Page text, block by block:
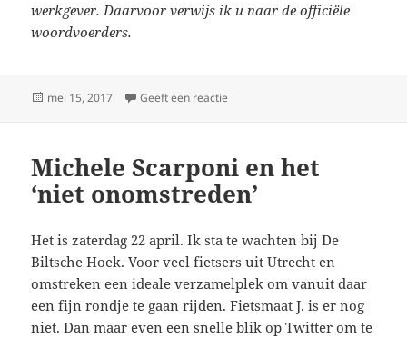
werkgever. Daarvoor verwijs ik u naar de officiële
woordvoerders.
Geplaatst
mei 15, 2017 Geeft een reactie
Michele Scarponi en het
‘niet onomstreden’
Het is zaterdag 22 april. Ik sta te wachten bij De
Biltsche Hoek. Voor veel fietsers uit Utrecht en
omstreken een ideale verzamelplek om vanuit daar
een fijn rondje te gaan rijden. Fietsmaat J. is er nog
niet. Dan maar even een snelle blik op Twitter om te